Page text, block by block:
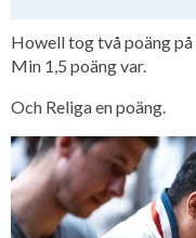
Howell tog två poäng
Min 1,5 poäng var.
Och Religa en poäng.